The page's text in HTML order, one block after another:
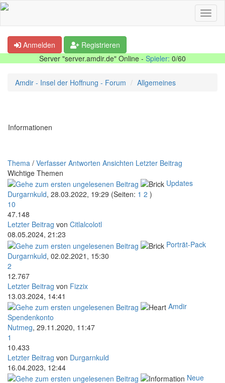
Anmelden
Registrieren
Server "server.amdir.de" Online - Spieler: 0/60
Amdir - Insel der Hoffnung - Forum Allgemeines
Informationen
Thema / Verfasser Antworten Ansichten Letzter Beitrag
Wichtige Themen
Updates
Durgarnkuld, 28.03.2022, 19:29 (Seiten: 1 2 )
10
47.148
Letzter Beitrag von Citlalcolotl
08.05.2024, 21:23
Porträt-Pack
Durgarnkuld, 02.02.2021, 15:30
2
12.767
Letzter Beitrag von Fizzix
13.03.2024, 14:41
Amdir
Spendenkonto
Nutmeg, 29.11.2020, 11:47
1
10.433
Letzter Beitrag von Durgarnkuld
16.04.2023, 12:44
Neue